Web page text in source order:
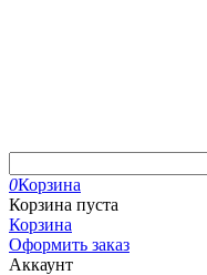
0Корзина
Корзина пуста
Корзина
Оформить заказ
Аккаунт